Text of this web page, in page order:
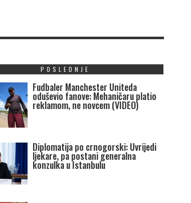
POSLEDNJE
Fudbaler Manchester Uniteda
oduševio fanove: Mehaničaru platio
reklamom, ne novcem (VIDEO)
Diplomatija po crnogorski: Uvrijedi
ljekare, pa postani generalna
konzulka u Istanbulu